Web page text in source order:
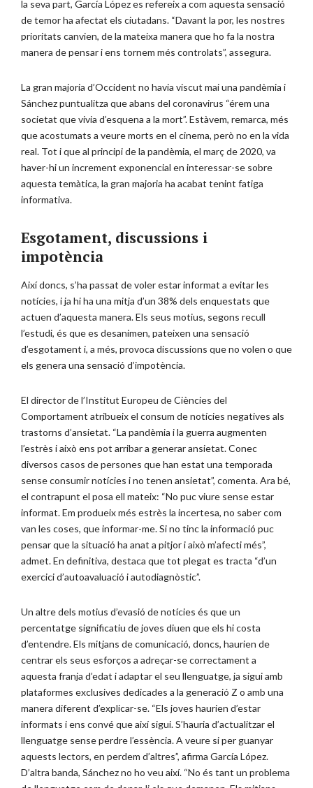
la seva part, García López es refereix a com aquesta sensació
de temor ha afectat els ciutadans. “Davant la por, les nostres
prioritats canvien, de la mateixa manera que ho fa la nostra
manera de pensar i ens tornem més controlats”, assegura.
La gran majoria d’Occident no havia viscut mai una pandèmia i
Sánchez puntualitza que abans del coronavirus “érem una
societat que vivia d’esquena a la mort”. Estàvem, remarca, més
que acostumats a veure morts en el cinema, però no en la vida
real. Tot i que al principi de la pandèmia, el març de 2020, va
haver-hi un increment exponencial en interessar-se sobre
aquesta temàtica, la gran majoria ha acabat tenint fatiga
informativa.
Esgotament, discussions i
impotència
Així doncs, s’ha passat de voler estar informat a evitar les
notícies, i ja hi ha una mitja d’un 38% dels enquestats que
actuen d’aquesta manera. Els seus motius, segons recull
l’estudi, és que es desanimen, pateixen una sensació
d’esgotament i, a més, provoca discussions que no volen o que
els genera una sensació d’impotència.
El director de l’Institut Europeu de Ciències del
Comportament atribueix el consum de notícies negatives als
trastorns d’ansietat. “La pandèmia i la guerra augmenten
l’estrès i això ens pot arribar a generar ansietat. Conec
diversos casos de persones que han estat una temporada
sense consumir notícies i no tenen ansietat”, comenta. Ara bé,
el contrapunt el posa ell mateix: “No puc viure sense estar
informat. Em produeix més estrès la incertesa, no saber com
van les coses, que informar-me. Si no tinc la informació puc
pensar que la situació ha anat a pitjor i això m’afecti més”,
admet. En definitiva, destaca que tot plegat es tracta “d’un
exercici d’autoavaluació i autodiagnòstic”.
Un altre dels motius d’evasió de notícies és que un
percentatge significatiu de joves diuen que els hi costa
d’entendre. Els mitjans de comunicació, doncs, haurien de
centrar els seus esforços a adreçar-se correctament a
aquesta franja d’edat i adaptar el seu llenguatge, ja sigui amb
plataformes exclusives dedicades a la generació Z o amb una
manera diferent d’explicar-se. “Els joves haurien d’estar
informats i ens convé que així sigui. S’hauria d’actualitzar el
llenguatge sense perdre l’essència. A veure si per guanyar
aquests lectors, en perdem d’altres”, afirma García López.
D’altra banda, Sánchez no ho veu així. “No és tant un problema